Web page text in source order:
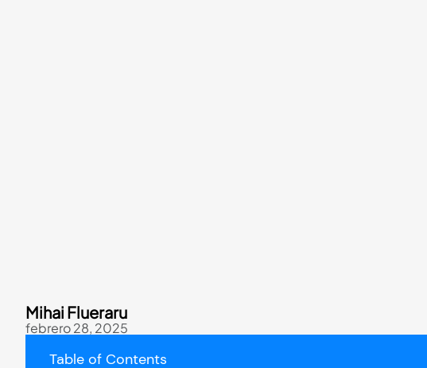
Mihai Flueraru
febrero 28, 2025
Table of Contents